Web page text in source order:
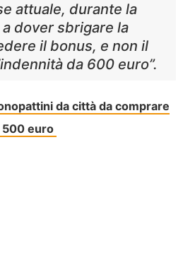
attuale, durante la
dover sbrigare la
il bonus, e non il
da 600 euro”.
da città da comprare
500 euro